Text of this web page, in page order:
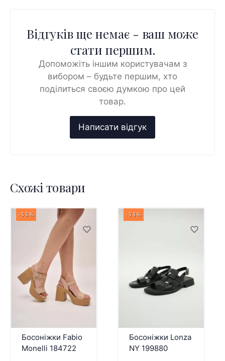
Відгуків ще немає - ваш може
стати першим.
Допоможіть іншим користувачам з
вибором – будьте першим, хто
поділиться своєю думкою про цей
товар.
Схожі товари
-55%
Босоніжки Fabio
Monelli 184722
-53%
Босоніжки Lonza
NY 199880